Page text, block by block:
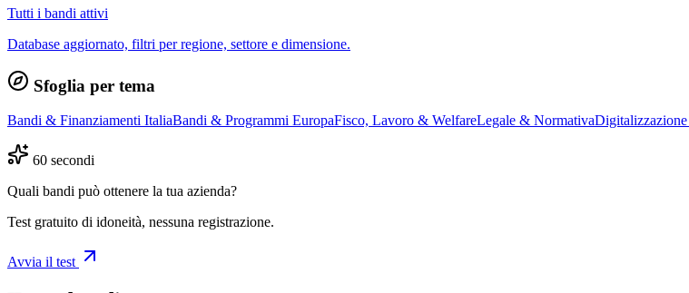
Tutti i bandi attivi
Database aggiornato, filtri per regione, settore e dimensione.
Sfoglia per tema
Bandi & Finanziamenti ItaliaBandi & Programmi EuropaFisco, Lavoro & WelfareLegale & Normativa
60 secondi
Quali bandi può ottenere la tua azienda?
Test gratuito di idoneità, nessuna registrazione.
Avvia il test